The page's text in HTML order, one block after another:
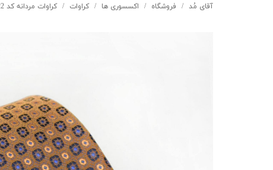
آقای مُد فروشگاه اکسسوری ها کراوات کراوات مردانه کد 122